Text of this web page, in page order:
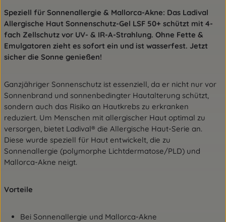
Speziell für Sonnenallergie & Mallorca-Akne: Das Ladival
Allergische Haut Sonnenschutz-Gel LSF 50+ schützt mit 4-
fach Zellschutz vor UV- & IR-A-Strahlung. Ohne Fette &
Emulgatoren zieht es sofort ein und ist wasserfest. Jetzt
sicher die Sonne genießen!
Ganzjähriger Sonnenschutz ist essenziell, da er nicht nur vor
Sonnenbrand und sonnenbedingter Hautalterung schützt,
sondern auch das Risiko an Hautkrebs zu erkranken
reduziert. Um Menschen mit allergischer Haut optimal zu
versorgen, bietet Ladival® die Allergische Haut-Serie an.
Diese wurde speziell für Haut entwickelt, die zu
Sonnenallergie (polymorphe Lichtdermatose/PLD) und
Mallorca-Akne neigt.
Vorteile
Bei Sonnenallergie und Mallorca-Akne